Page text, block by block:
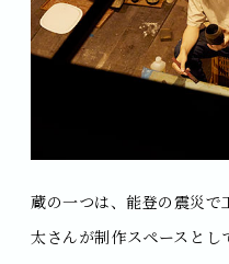
蔵の一つは、能登の震災で
太さんが制作スペースとし
蔵の一つは、能登の震災で
太さんが制作スペースとし